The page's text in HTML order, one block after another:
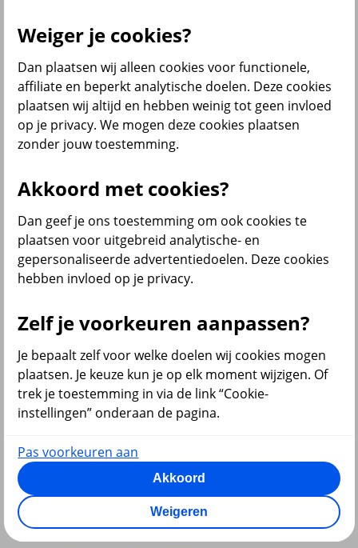
Beleggen
Pensioen en lijfrente
Hypotheek
terug
Verzekeringen
Weiger je cookies?
Dan plaatsen wij alleen cookies voor functionele,
affiliate en beperkt analytische doelen. Deze cookies
plaatsen wij altijd en hebben weinig tot geen invloed
op je privacy. We mogen deze cookies plaatsen
zonder jouw toestemming.
Akkoord met cookies?
Dan geef je ons toestemming om ook cookies te
plaatsen voor uitgebreid analytische- en
gepersonaliseerde advertentiedoelen. Deze cookies
hebben invloed op je privacy.
Zelf je voorkeuren aanpassen?
Je bepaalt zelf voor welke doelen wij cookies mogen
plaatsen. Je keuze kun je op elk moment wijzigen. Of
trek je toestemming in via de link “Cookie-
instellingen” onderaan de pagina.
Pas voorkeuren aan
Akkoord
Weigeren